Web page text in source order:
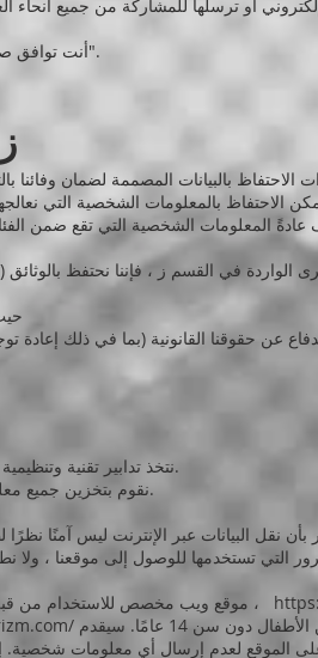
أو ترسلها للمشاركة من جميع أنحاء
أنت توافق صراحةً على نقل المعلومات الشخصية المنصوص عليها في القسم "و".
نتخذ تدابير تقنية وتنظيمية معقولة لمنع فقدان بياناتك الشخصية أو إساءة استخدامها أو تغييرها.
نقوم بتخزين جميع معلوماتك الشخصية على خوادم آمنة (محمية بكلمة مرور وجدار ناري).
التي تستخدمها للوصول إلى موقعنا ، ولا
موقع ويب مخصص للاستخدام من قبل البالغين ،
دون سن 14 عامًا. سيقدم